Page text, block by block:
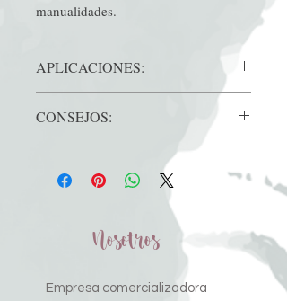
manualidades.
APLICACIONES:
Cartulina
Vinilo termoadhesivo
CONSEJOS:
: Para maximizar la vida
útil de tu tapete, mantén la cubierta
protectora cuando no lo estés utilizando y
sigue las recomendaciones de limpieza y
almacenamiento. Asegúrate de usar
únicamente los materiales recomendados
Nosotros
Empresa comercializadora